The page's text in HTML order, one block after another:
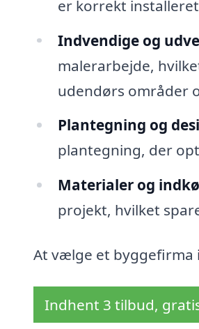
er korrekt
Indvendige og
malerarbejde,
udendørs områder
Plantegning og
plantegning, der
Materialer og
projekt, hvilket
At vælge et byggefirma
Indhent 3 tilbud,